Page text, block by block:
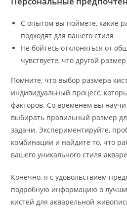
С опытом вы поймете, какие
подходят для вашего стиля
Не бойтесь отклоняться от
чувствуете, что другой
Помните, что выбор размера
индивидуальный процесс,
факторов. Со временем вы
выбирать правильный размер
задачи. Экспериментируйте,
комбинации и найдите то, что
вашего уникального стиля
Конечно, я с удовольствием
подробную информацию о
кистей для акварельной